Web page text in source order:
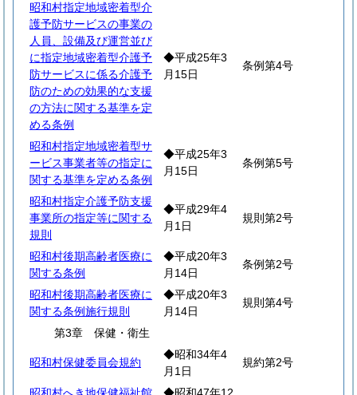
昭和村指定地域密着型介
護予防サービスの事業の
人員、設備及び運営並び
に指定地域密着型介護予
防サービスに係る介護予
防のための効果的な支援
の方法に関する基準を定
める条例
◆平成25年3
月15日
条例第4号
昭和村指定地域密着型サ
ービス事業者等の指定に
関する基準を定める条例
◆平成25年3
月15日
条例第5号
昭和村指定介護予防支援
事業所の指定等に関する
規則
◆平成29年4
月1日
規則第2号
昭和村後期高齢者医療に
関する条例
◆平成20年3
月14日
条例第2号
昭和村後期高齢者医療に
関する条例施行規則
◆平成20年3
月14日
規則第4号
第3章 保健・衛生
昭和村保健委員会規約
◆昭和34年4
月1日
規約第2号